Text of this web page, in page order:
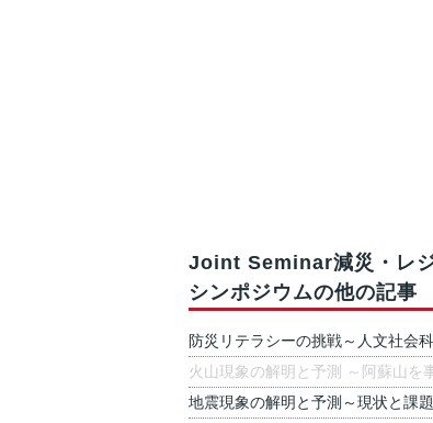
Joint Seminar減災・レ
シンポジウムの他の記事
防災リテラシーの挑戦～人文社会
火山現象の解明と予測 ～阿蘇山を
地震現象の解明と予測～現状と課題